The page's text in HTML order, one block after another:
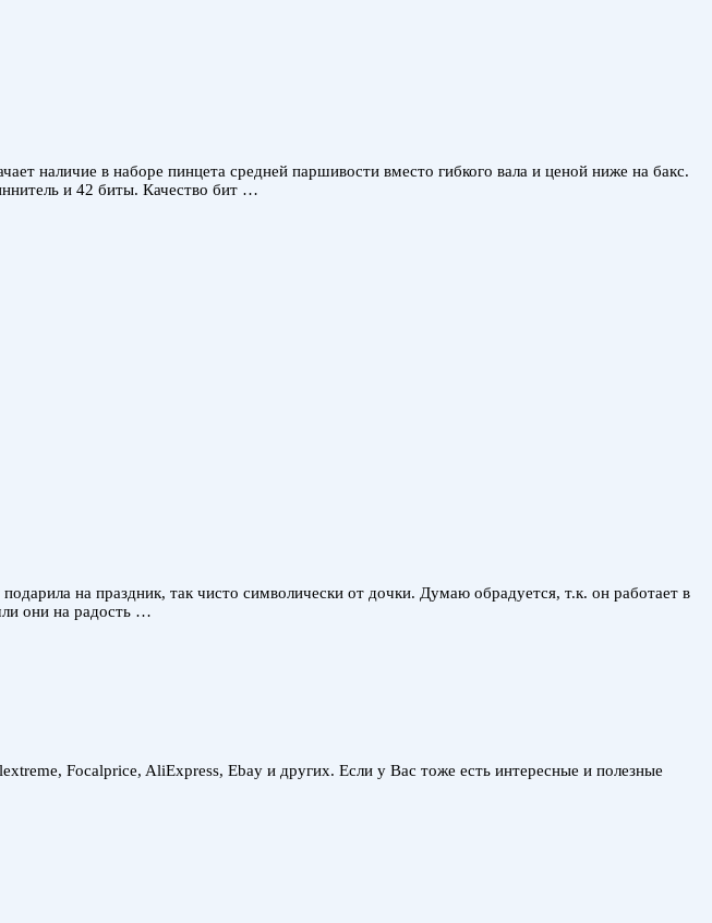
наличие в наборе пинцета средней паршивости вместо гибкого вала и ценой ниже на бакс.
и 42 биты. Качество бит …
на праздник, так чисто символически от дочки. Думаю обрадуется, т.к. он работает в
они на радость …
Focalprice, AliExpress, Ebay и других. Если у Вас тоже есть интересные и полезные